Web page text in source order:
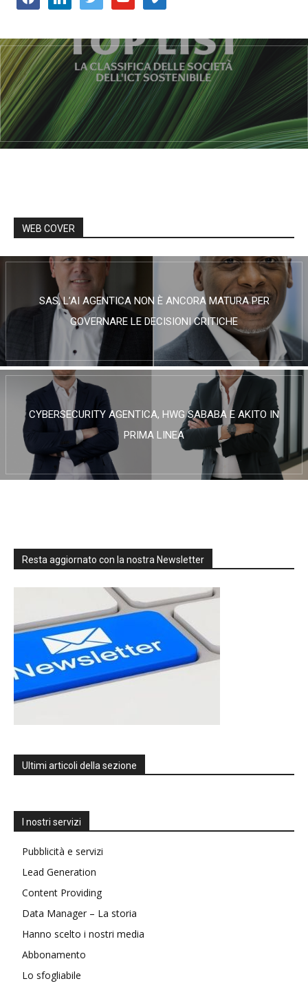
WEB COVER
SAS, L’AI AGENTICA NON È ANCORA MATURA PER
GOVERNARE LE DECISIONI CRITICHE
CYBERSECURITY AGENTICA, HWG SABABA E AKITO IN
PRIMA LINEA
Resta aggiornato con la nostra Newsletter
Ultimi articoli della sezione
I nostri servizi
Pubblicità e servizi
Lead Generation
Content Providing
Data Manager – La storia
Hanno scelto i nostri media
Abbonamento
Lo sfogliabile